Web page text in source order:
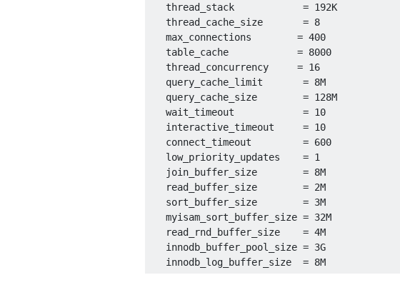
   thread_stack
= 192K
   thread_cache_size
= 8
   max_connections
= 400
   table_cache
= 8000
   thread_concurrency
= 16
   query_cache_limit
= 8M
   query_cache_size
= 128M
   wait_timeout
= 10
   interactive_timeout
= 10
   connect_timeout
= 600
   low_priority_updates
= 1
   join_buffer_size
= 8M
   read_buffer_size
= 2M
   sort_buffer_size
= 3M
   myisam_sort_buffer_size
= 32M
   read_rnd_buffer_size
= 4M
   innodb_buffer_pool_size
= 3G
   innodb_log_buffer_size
= 8M